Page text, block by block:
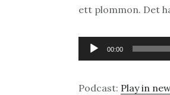
ett plommon. Det
Ljudspelare
00:00
Podcast: Play in